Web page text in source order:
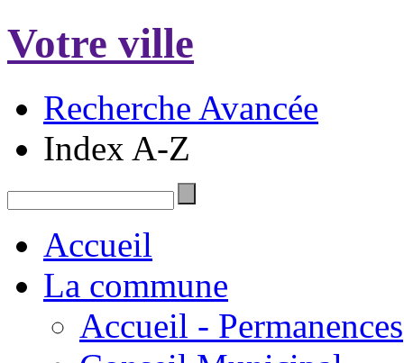
Votre ville
Recherche Avancée
Index A-Z
Accueil
La commune
Accueil - Permanences